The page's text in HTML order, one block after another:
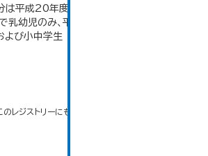
は平成20年度から変更 乳幼児・小中高
乳幼児のみ、平成20年度から令和元年
よび小中学生
レジストリーにもアクセス可能です